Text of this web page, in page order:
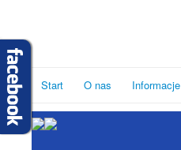
Start O nas Informacje